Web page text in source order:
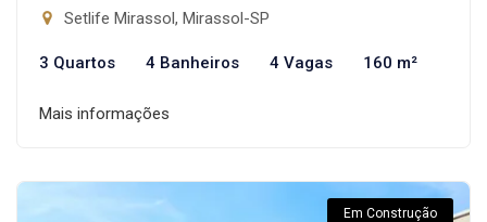
Setlife Mirassol, Mirassol-SP
3 Quartos 4 Banheiros 4 Vagas 160 m²
Mais informações
Em Construção